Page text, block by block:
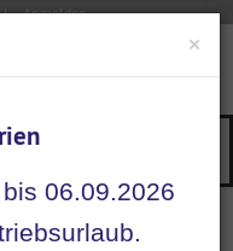
Anmelden
×
06.09.2026